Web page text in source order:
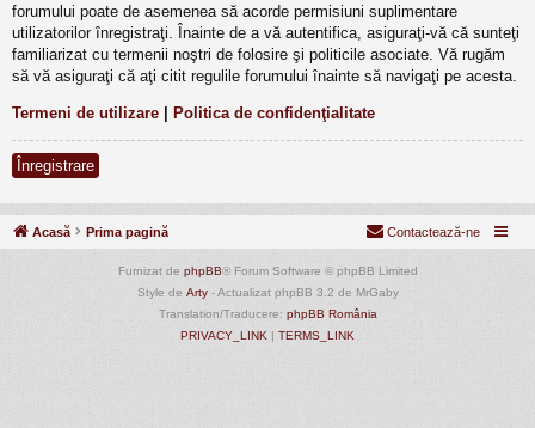
forumului poate de asemenea să acorde permisiuni suplimentare
utilizatorilor înregistraţi. Înainte de a vă autentifica, asiguraţi-vă că sunteţi
familiarizat cu termenii noştri de folosire şi politicile asociate. Vă rugăm
să vă asiguraţi că aţi citit regulile forumului înainte să navigaţi pe acesta.
Termeni de utilizare Politica de confidenţialitate
Înregistrare
Acasă Prima pagină Contactează-ne
Furnizat de phpBB® Forum Software © phpBB Limited
Style de Arty- Actualizat phpBB 3.2 de MrGaby
Translation/Traducere: phpBB România
PRIVACY_LINK | TERMS_LINK